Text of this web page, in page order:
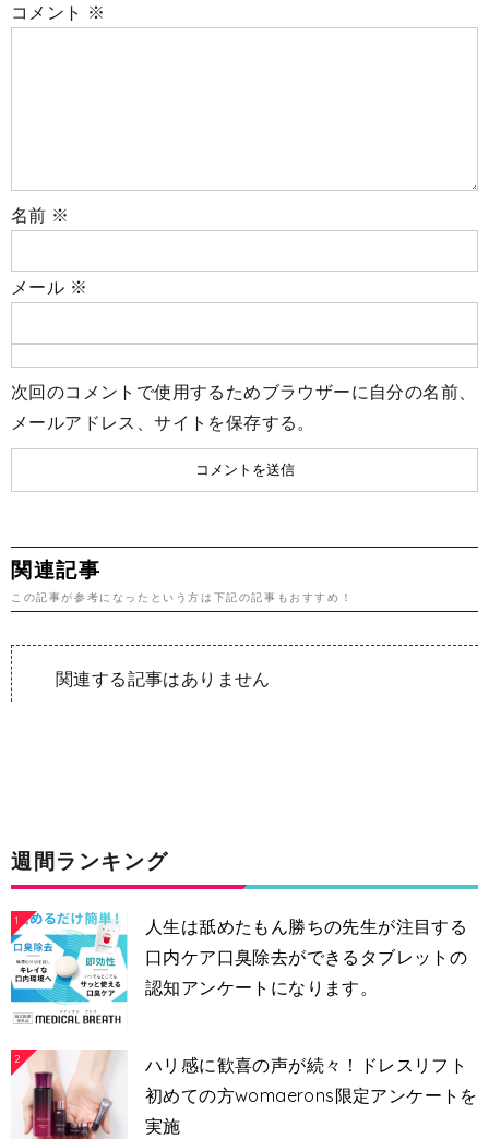
コメント ※
名前 ※
メール ※
次回のコメントで使用するためブラウザーに自分の名前、
メールアドレス、サイトを保存する。
関連記事
この記事が参考になったという方は下記の記事もおすすめ！
関連する記事はありません
週間ランキング
1
人生は舐めたもん勝ちの先生が注目する
口内ケア口臭除去ができるタブレットの
認知アンケートになります。
2
ハリ感に歓喜の声が続々！ドレスリフト
初めての方womaerons限定アンケートを
実施